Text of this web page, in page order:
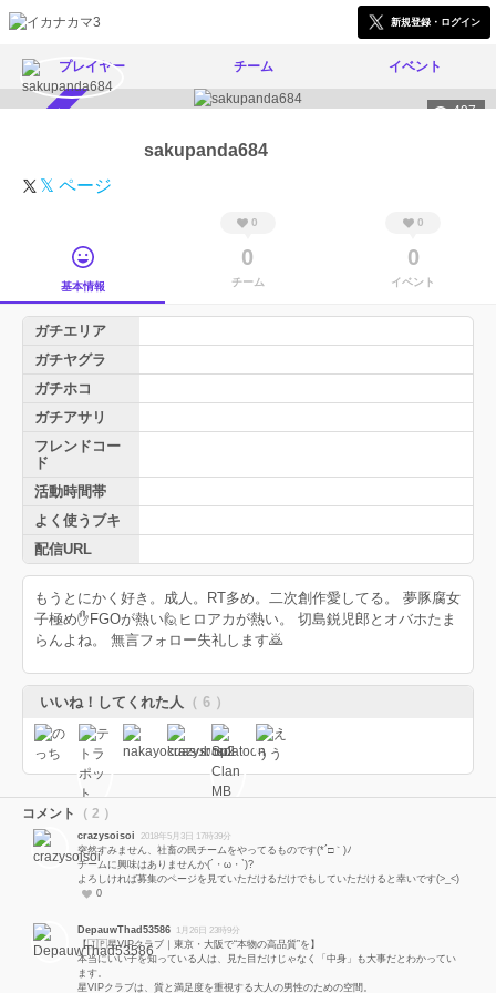
新規登録・ログイン
プレイヤー チーム イベント
497
sakupanda684
𝕏 ページ
基本情報
0
0
チーム
0
0
イベント
ガチエリア
ガチヤグラ
ガチホコ
ガチアサリ
フレンドコー
ド
活動時間帯
よく使うブキ
配信URL
もうとにかく好き。成人。RT多め。二次創作愛してる。 夢豚腐女
子極め✋FGOが熱い🙋ヒロアカが熱い。 切島鋭児郎とオバホたま
らんよね。 無言フォロー失礼します🙇
いいね！してくれた人 （ 6 ）
コメント （ 2 ）
crazysoisoi 2018年5月3日 17時39分
突然すみません、社畜の民チームをやってるものです(*´□｀)ﾉ
チームに興味はありませんか(´・ω・`)?
よろしければ募集のページを見ていただけるだけでもしていただけると幸いです(>_<)
0
DepauwThad53586 1月26日 23時9分
【🇯🇵星VIPクラブ｜東京・大阪で“本物の高品質”を】
本当にいい子を知っている人は、見た目だけじゃなく「中身」も大事だとわかってい
ます。
星VIPクラブは、質と満足度を重視する大人の男性のための空間。